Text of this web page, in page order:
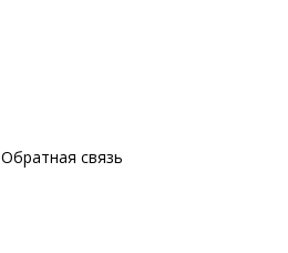
Обратная связь